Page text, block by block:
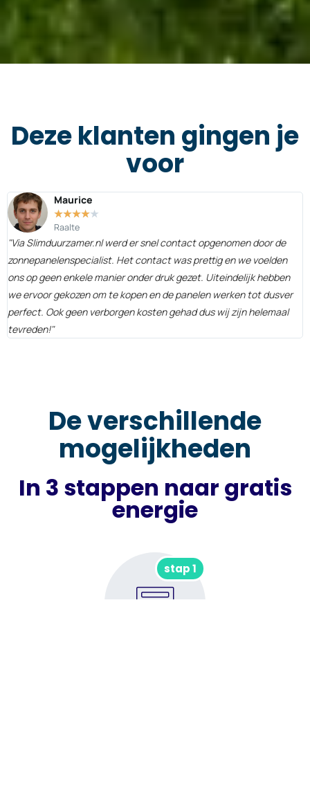
Deze klanten gingen je
voor
Maurice
★★★★★
Raalte
"Via Slimduurzamer.nl werd er snel contact opgenomen door de
zonnepanelenspecialist. Het contact was prettig en we voelden
ons op geen enkele manier onder druk gezet. Uiteindelijk hebben
we ervoor gekozen om te kopen en de panelen werken tot dusver
perfect. Ook geen verborgen kosten gehad dus wij zijn helemaal
tevreden!"
De verschillende
mogelijkheden
In 3 stappen naar gratis
energie
stap 1